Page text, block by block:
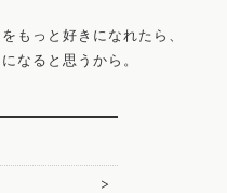
もっと好きになれたら、
なると思うから。